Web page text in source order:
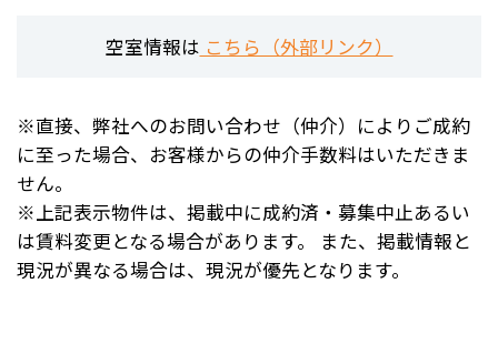
空室情報は こちら（外部リンク）
※直接、弊社へのお問い合わせ（仲介）によりご成約
に至った場合、お客様からの仲介手数料はいただきま
せん。
※上記表示物件は、掲載中に成約済・募集中止あるい
は賃料変更となる場合があります。 また、掲載情報と
現況が異なる場合は、現況が優先となります。